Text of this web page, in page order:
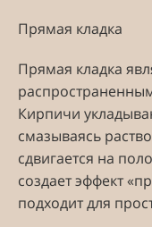
Прямая кладка
Прямая кладка
Кирпичи
смазываясь
сдвигается на
создает эффект
подходит для